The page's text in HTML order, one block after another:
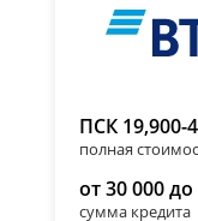
ПСК 19,900-
полная
от 30 000
сумма кредита